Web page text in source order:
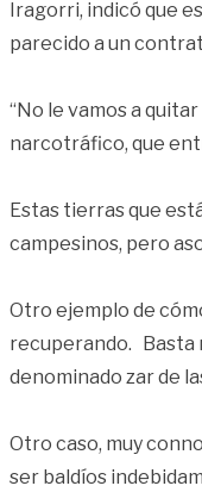
Iragorri, indicó que
parecido a un
“No le vamos a
narcotráfico, que
Estas tierras que
campesinos, pero
Otro ejemplo de
recuperando. Basta
denominado zar de
Otro caso, muy
ser baldíos